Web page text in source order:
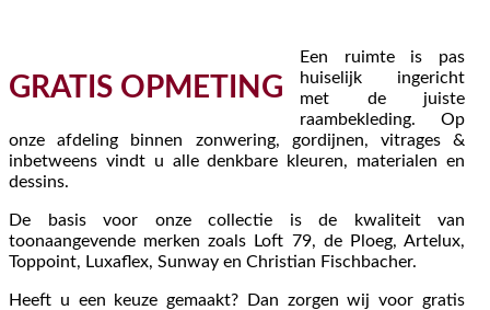
GRATIS OPMETING
Een ruimte is pas
huiselijk ingericht
met de juiste
raambekleding. Op
onze afdeling binnen zonwering, gordijnen, vitrages &
inbetweens vindt u alle denkbare kleuren, materialen en
dessins.
De basis voor onze collectie is de kwaliteit van
toonaangevende merken zoals Loft 79, de Ploeg, Artelux,
Toppoint, Luxaflex, Sunway en Christian Fischbacher.
Heeft u een keuze gemaakt? Dan zorgen wij voor gratis